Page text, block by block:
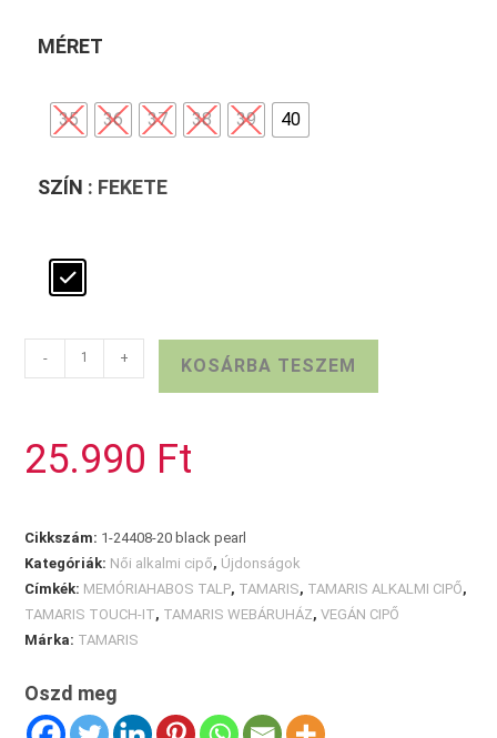
MÉRET
35 36 37 38 39 40
SZÍN : FEKETE
TAMARIS
FEKETE
- + KOSÁRBA TESZEM
25.990 Ft
Cikkszám: 1-24408-20 black pearl
Kategóriák: Női alkalmi cipő, Újdonságok
Címkék: MEMÓRIAHABOS TALP, TAMARIS, TAMARIS ALKALMI CIPŐ,
TAMARIS TOUCH-IT, TAMARIS WEBÁRUHÁZ,VEGÁN CIPŐ
Márka: TAMARIS
Oszd meg